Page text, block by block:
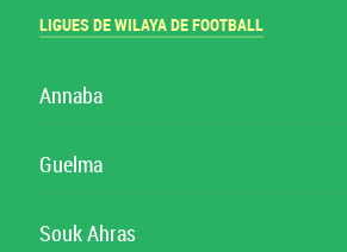
LIGUES DE WILAYA DE FOOTBALL
Annaba
Guelma
Souk Ahras